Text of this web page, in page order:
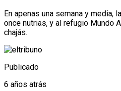
En apenas una semana y media,
once nutrias, y al refugio Mundo
chajás.
Publicado
6 años atrás